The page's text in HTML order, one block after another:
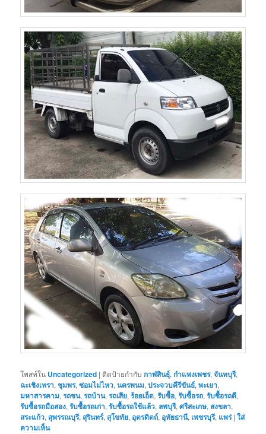
โพสท์ใน Uncategorized | ติดป้ายกำกับ กาฬสินธุ์,กำแพงเพชร,จันทบุรี,
ฉะเชิงเทรา,ชุมพร,ซ่อมไม่ไหว,นครพนม,ประจวบคีรีขันธ์,พะเยา,
มหาสารคาม,รถชน,รถบ้าน,รถเสีย,ร้อยเอ็ด,รับซื้อ,รับซื้อรถ,รับซื้อรถดี,
รับซื้อรถมือสอง,รับซื้อรถเก่า,รับซื้อรถใช้แล้ว, ลพบุรี,ศรีสะเกษ, สงขลา,
สระแก้ว, สุพรรณบุรี, สุรินทร์, สุโขทัย, อุตรดิตถ์, อุทัยธานี, เพชรบุรี, แพร่ |ใส่
ความเห็น